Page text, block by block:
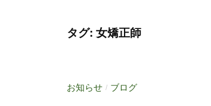
タグ: 女矯正師
お知らせ / ブログ